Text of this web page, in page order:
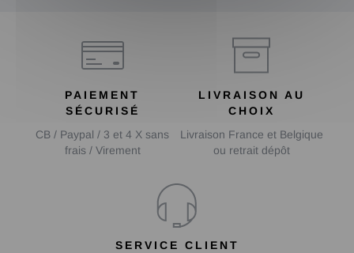
PAIEMENT
SÉCURISÉ
CB / Paypal / 3 et 4 X sans
frais / Virement
LIVRAISON AU
CHOIX
Livraison France et Belgique
ou retrait dépôt
SERVICE CLIENT